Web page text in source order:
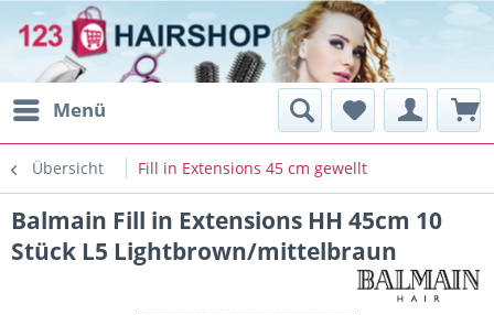
Menü
Übersicht Fill in Extensions 45 cm gewellt
Balmain Fill in Extensions HH 45cm 10
Stück L5 Lightbrown/mittelbraun